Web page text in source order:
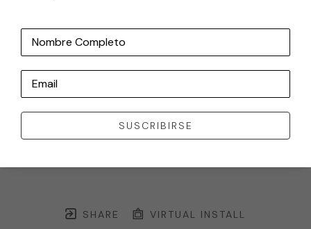
SHARE VIRTUAL INSTALL
Nombre Completo
Email
SUSCRIBIRSE